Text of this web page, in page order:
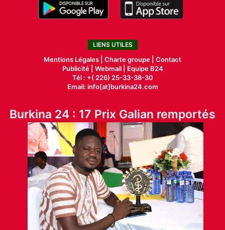
LIENS UTILES
Mentions Légales | Charte groupe | Contact
Publicité| Webmail |
Equipe B24
Tél : +( 226) 25-33-38-30
Email: info[at]burkina24.com
Burkina 24 : 17 Prix Galian remportés